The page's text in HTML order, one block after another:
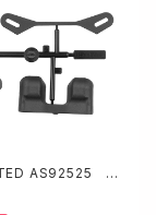
AS92525 シ
バー・バンパーセ
】